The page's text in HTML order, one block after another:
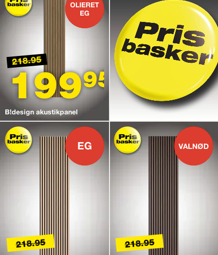
218.95
19995
B!design akustikpanel
OLIERET
EG
218.95
EG
218.95
VALNØD